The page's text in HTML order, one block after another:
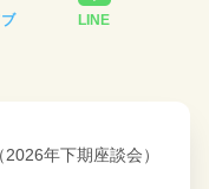
LINE
年下期座談会）